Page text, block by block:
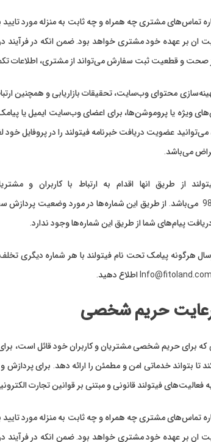
تماس‌های مشتری چه همراه و چه ثابت به منزله مورد
ان بر عهده خود مشتری خواهد بود. ضمن انکه در
صحت و قطعیت ثبت سفارش می‌تواند از مشتری، اطلاعات
محتوای وب‌سایت، تحقیقات بازاریابی و همچنین
ویژه یا پروموشن‌ها، برای اعضای وب‌سایت ایمیل یا پیامک
عضویت دریافت خبرنامه فیتولند را در پروفایل
می‌باشد.
+98500010402323157 می‌باشد. از طریق این شماره‌ها در مورد
پیام‌های شما از طریق این شماره‌ها وجود ندارد.
هرگونه پیامک تحت نام فیتولند با هر شماره دیگری
حریم شخصی
که برای حریم شخصی مشتریان و کاربران خود قائل است،
تا بتواند خدماتی امن و مطمئن را ارائه دهد. برای
فعالیت‌های فیتولند قانونی و مبتنی بر قوانین تجارت
تماس‌های مشتری چه همراه و چه ثابت به منزله مورد
ان بر عهده خود مشتری خواهد بود. ضمن انکه در